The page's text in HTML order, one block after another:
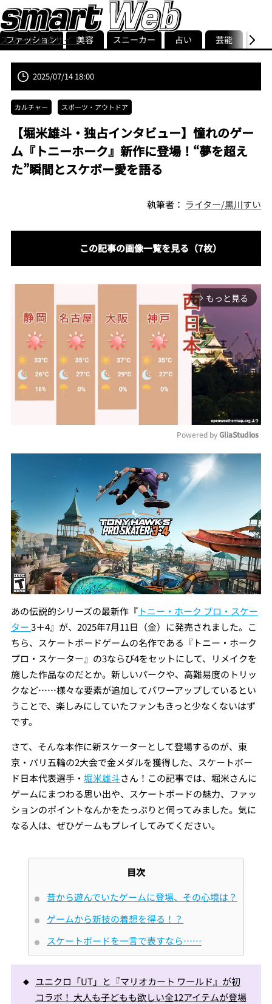
スマート公式サイト
smart最新号
記事一覧ランキング
ストリ
ファッション 美容 スニーカー 占い 芸能 グル
2025/07/14 18:00
カルチャー スポーツ・アウトドア
【堀米雄斗・独占インタビュー】憧れのゲー
ム『トニーホーク』新作に登場！“夢を超え
た”瞬間とスケボー愛を語る
執筆者： ライター/黒川すい
この記事の画像一覧を見る（7枚）
arrow_forward_ios もっと見る
Mute
Powered by GliaStudios
あの伝説的シリーズの最新作『トニー・ホーク プロ・スケー
ター3＋4』が、 2025年7月11日 （金）に発売されました。こ
ちら、スケートボードゲームの名作である『トニー・ホーク
プロ・スケーター』の3ならび4をセットにして、リメイクを
施した作品なのだとか。新しいパークや、高難易度のトリッ
クなど……様々な要素が追加してパワーアップしているとい
うことで、楽しみにしていたファンもきっと少なくないはず
です。
さて、そんな本作に新スケーターとして登場するのが、東
京・パリ五輪の2大会で金メダルを獲得した、スケートボー
ド日本代表選手・ 堀米雄斗さん！この記事では、堀米さんに
ゲームにまつわる思い出や、スケートボードの魅力、ファッ
ションのポイントなんかをたっぷりと伺ってみました。気に
なる人は、ぜひゲームもプレイしてみてください。
目次
昔から遊んでいたゲームに登場、その心境は？
ゲームから新技の着想を得る！？
スケートボードを一言で表すなら……
ユニクロ「UT」と『マリオカート ワールド』が初
コラボ！ 大人も子どもも欲しい全12アイテムが登場